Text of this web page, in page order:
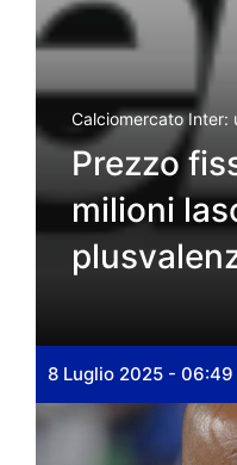
Calciomercato Inter:
Prezzo
milioni
8 Luglio 2025 - 06:49